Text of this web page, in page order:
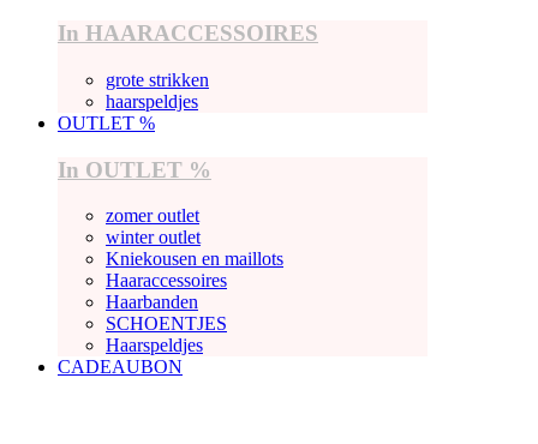
In HAARACCESSOIRES
grote strikken
haarspeldjes
OUTLET %
In OUTLET %
zomer outlet
winter outlet
Kniekousen en maillots
Haaraccessoires
Haarbanden
SCHOENTJES
Haarspeldjes
CADEAUBON